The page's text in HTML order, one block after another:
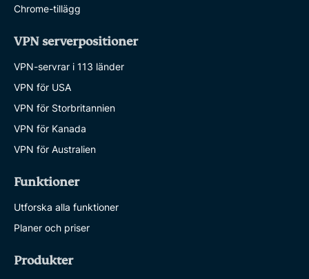
Chrome-tillägg
VPN serverpositioner
VPN-servrar i 113 länder
VPN för USA
VPN för Storbritannien
VPN för Kanada
VPN för Australien
Funktioner
Utforska alla funktioner
Planer och priser
Produkter